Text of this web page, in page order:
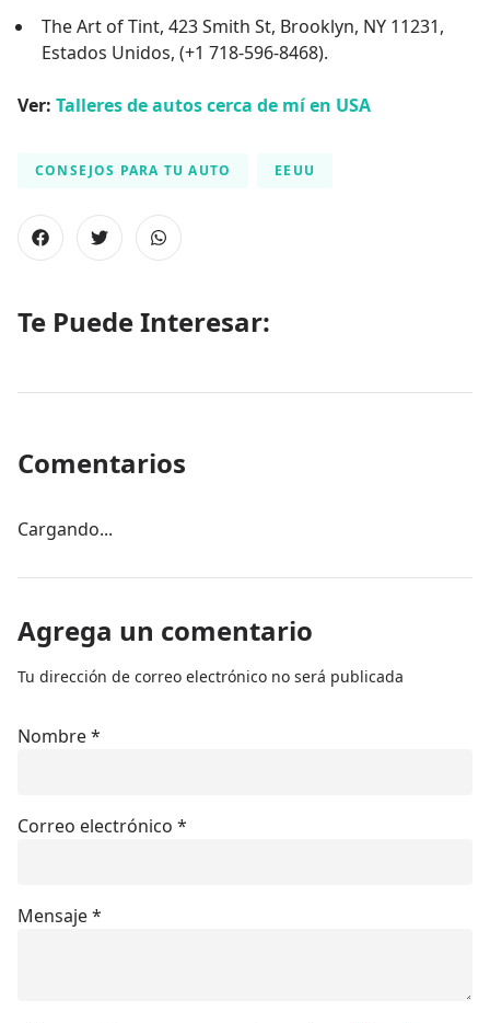
The Art of Tint, 423 Smith St, Brooklyn, NY 11231,
Estados Unidos, (+1 718-596-8468).
Ver: Talleres de autos cerca de mí en USA
CONSEJOS PARA TU AUTO EEUU
Te Puede Interesar:
Comentarios
Cargando...
Agrega un comentario
Tu dirección de correo electrónico no será publicada
Nombre*
Correo electrónico *
Mensaje*